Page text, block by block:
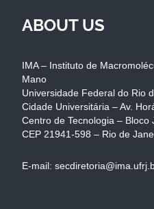
ABOUT US
IMA – Instituto de
Mano
Universidade Federal do Rio
Cidade Universitária – Av.
Centro de Tecnologia – Bloco
CEP 21941-598 – Rio de
E-mail: